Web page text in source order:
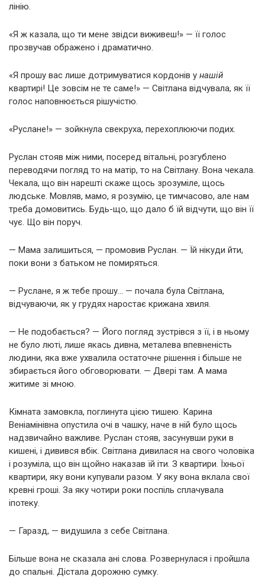
лінію.
«Я ж казала, що ти мене звідси виживеш!» — її голос
прозвучав ображено і драматично.
«Я прошу вас лише дотримуватися кордонів у нашій
квартирі! Це зовсім не те саме!» — Світлана відчувала, як її
голос наповнюється рішучістю.
«Руслане!» — зойкнула свекруха, перехоплюючи подих.
Руслан стояв між ними, посеред вітальні, розгублено
переводячи погляд то на матір, то на Світлану. Вона чекала.
Чекала, що він нарешті скаже щось зрозуміле, щось
людське. Мовляв, мамо, я розумію, це тимчасово, але нам
треба домовитись. Будь-що, що дало б їй відчути, що він її
чує. Що він поруч.
— Мама залишиться, — промовив Руслан. — Їй нікуди йти,
поки вони з батьком не помиряться.
— Руслане, я ж тебе прошу… — почала була Світлана,
відчуваючи, як у грудях наростає крижана хвиля.
— Не подобається? — Його погляд зустрівся з її, і в ньому
не було люті, лише якась дивна, металева впевненість
людини, яка вже ухвалила остаточне рішення і більше не
збирається його обговорювати. — Двері там. А мама
житиме зі мною.
Кімната замовкла, поглинута цією тишею. Карина
Веніамінівна опустила очі в чашку, наче в ній було щось
надзвичайно важливе. Руслан стояв, засунувши руки в
кишені, і дивився вбік. Світлана дивилася на свого чоловіка
і розуміла, що він щойно наказав їй іти. З квартири. Їхньої
квартири, яку вони купували разом. У яку вона вклала свої
кревні гроші. За яку чотири роки поспіль сплачувала
іпотеку.
— Гаразд, — видушила з себе Світлана.
Більше вона не сказала ані слова. Розвернулася і пройшла
до спальні. Дістала дорожню сумку.